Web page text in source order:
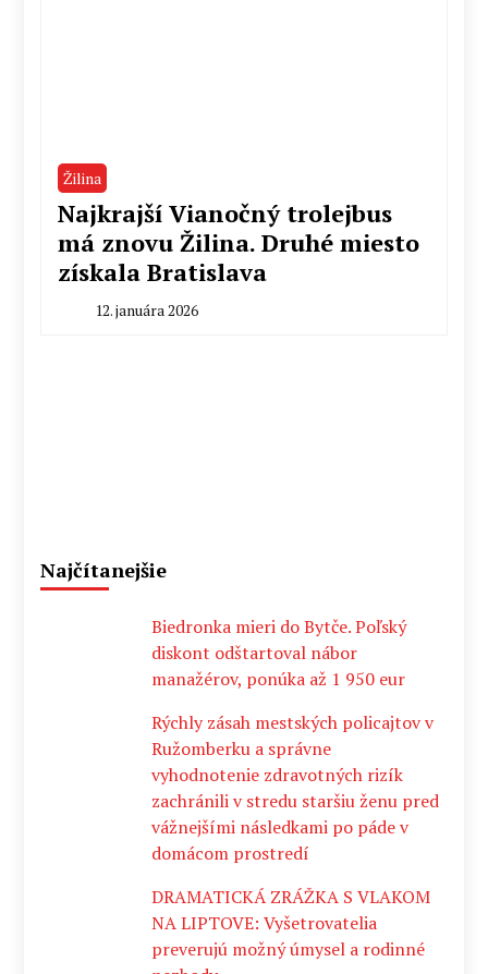
Žilina
Najkrajší Vianočný trolejbus
má znovu Žilina. Druhé miesto
získala Bratislava
12. januára 2026
Najčítanejšie
Biedronka mieri do Bytče. Poľský
diskont odštartoval nábor
manažérov, ponúka až 1 950 eur
Rýchly zásah mestských policajtov v
Ružomberku a správne
vyhodnotenie zdravotných rizík
zachránili v stredu staršiu ženu pred
vážnejšími následkami po páde v
domácom prostredí
DRAMATICKÁ ZRÁŽKA S VLAKOM
NA LIPTOVE: Vyšetrovatelia
preverujú možný úmysel a rodinné